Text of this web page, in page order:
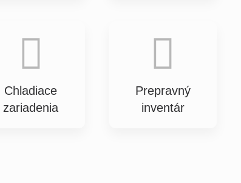
Chladiace
zariadenia
Prepravný
inventár